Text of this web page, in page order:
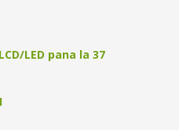
LED pana la 37